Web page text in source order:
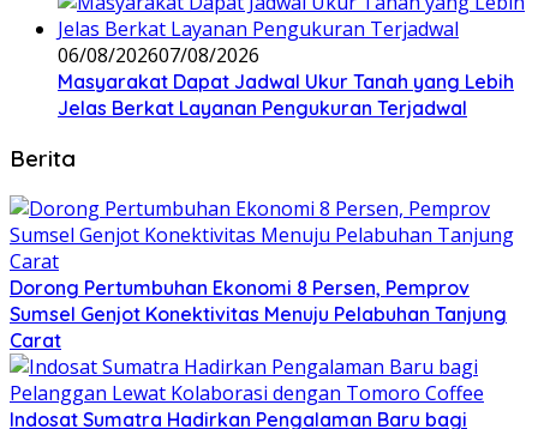
06/08/202607/08/2026
Masyarakat Dapat Jadwal Ukur Tanah yang Lebih
Jelas Berkat Layanan Pengukuran Terjadwal
Berita
Dorong Pertumbuhan Ekonomi 8 Persen, Pemprov
Sumsel Genjot Konektivitas Menuju Pelabuhan Tanjung
Carat
Indosat Sumatra Hadirkan Pengalaman Baru bagi